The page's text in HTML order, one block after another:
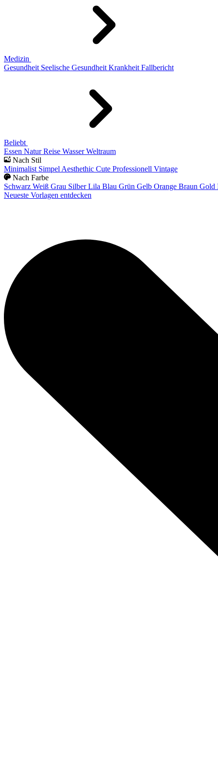
Medizin
Gesundheit Seelische Gesundheit Krankheit Fallbericht
Beliebt
Essen Natur Reise Wasser Weltraum
Nach Stil
Minimalist Simpel Aesthethic Cute Professionell Vintage
Nach Farbe
Schwarz Weiß Grau Silber Lila Blau Grün Gelb Orange Braun Gold
Neueste Vorlagen entdecken